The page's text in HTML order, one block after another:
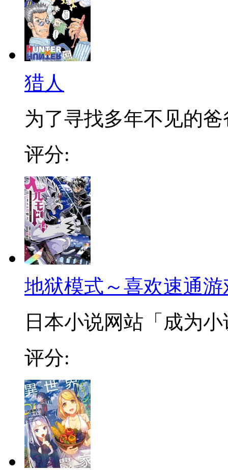
猎人
为了寻找多年不见的爸
评分:
地狱模式～喜欢速通
日本小说网站「成为
评分: